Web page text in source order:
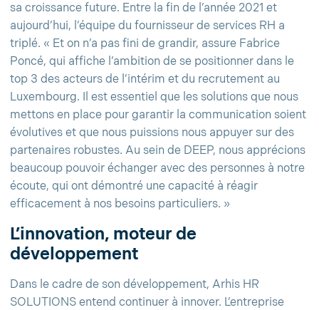
sa croissance future. Entre la fin de l’année 2021 et
aujourd’hui, l’équipe du fournisseur de services RH a
triplé. « Et on n’a pas fini de grandir, assure Fabrice
Poncé, qui affiche l’ambition de se positionner dans le
top 3 des acteurs de l’intérim et du recrutement au
Luxembourg. Il est essentiel que les solutions que nous
mettons en place pour garantir la communication soient
évolutives et que nous puissions nous appuyer sur des
partenaires robustes. Au sein de DEEP, nous apprécions
beaucoup pouvoir échanger avec des personnes à notre
écoute, qui ont démontré une capacité à réagir
efficacement à nos besoins particuliers. »
L’innovation, moteur de
développement
Dans le cadre de son développement, Arhis HR
SOLUTIONS entend continuer à innover. L’entreprise